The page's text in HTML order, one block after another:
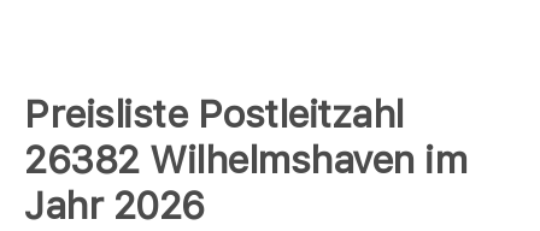
Preisliste Postleitzahl
26382 Wilhelmshaven im
Jahr 2026